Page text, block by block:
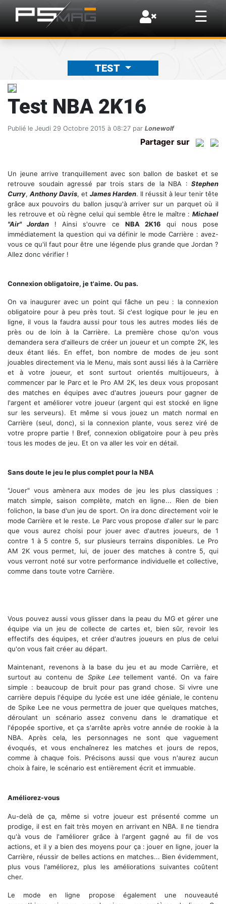
☰
×
TEST
Test NBA 2K16
Publié le Jeudi 29 Octobre 2015 à 08:27 par Lonewolf
Partager sur
Un jeune arrive tranquillement avec son ballon de basket et se
retrouve soudain agressé par trois stars de la NBA : Stephen
Curry, Anthony Davis, et James Harden. Il réussit à leur tenir tête
grâce aux pouvoirs du ballon jusqu'à arriver sur un parquet où il
les retrouve et où règne celui qui semble être le maître : Michael
"Air" Jordan ! Ainsi s'ouvre ce NBA 2K16 qui nous pose
immédiatement la question qui va définir le mode Carrière : avez-
vous ce qu'il faut pour être une légende plus grande que Jordan ?
Allez donc vérifier !
Connexion obligatoire, je t'aime. Ou pas.
On va inaugurer avec un point qui fâche un peu : la connexion
obligatoire pour à peu près tout. Si c'est logique pour le jeu en
ligne, il vous la faudra aussi pour tous les autres modes liés de
près ou de loin à la Carrière. La première chose qu'on vous
demandera sera d'ailleurs de créer un joueur et un compte 2K, les
deux étant liés. En effet, bon nombre de modes de jeu sont
jouables directement via le Menu, mais sont aussi liés à la Carrière
et à votre joueur, et sont surtout orientés multijoueurs, à
commencer par le Parc et le Pro AM 2K, les deux vous proposant
des matches en équipes avec d'autres joueurs pour gagner de
l'argent et améliorer votre joueur (argent qui est stocké en ligne
sur les serveurs). Et même si vous jouez un match normal en
Carrière (seul, donc), si la connexion plante, vous serez viré de
votre propre partie ! Bref, connexion obligatoire pour à peu près
tous les modes de jeu. Et on va aller les voir en détail.
Sans doute le jeu le plus complet pour la NBA
"Jouer" vous amènera aux modes de jeu les plus classiques :
match simple, saison complète, match en ligne... Rien de bien
folichon, la base d'un jeu de sport. On ira donc directement voir le
mode Carrière et le reste. Le Parc vous propose d'aller sur le parc
que vous aurez choisi pour jouer avec d'autres joueurs, de 1
contre 1 à 5 contre 5, sur plusieurs terrains disponibles. Le Pro
AM 2K vous permet, lui, de jouer des matches à contre 5, qui
vous verront noté sur votre performance individuelle et collective,
comme dans toute votre Carrière.
Vous pouvez aussi vous glisser dans la peau du MG et gérer une
équipe via un jeu de collecte de cartes et, bien sûr, revoir les
effectifs des équipes, et créer d'autres joueurs en plus de celui
qu'on vous fait créer au départ.
Maintenant, revenons à la base du jeu et au mode Carrière, et
surtout au contenu de Spike Lee tellement vanté. On va faire
simple : beaucoup de bruit pour pas grand chose. Si vivre une
carrière depuis l'équipe du lycée est une idée géniale, le contenu
de Spike Lee ne vous permettra de jouer que quelques matches,
déroulant un scénario assez convenu dans le dramatique et
l'épopée sportive, et ça s'arrête après votre année de rookie à la
NBA. Après cela, les personnages ne sont que vaguement
évoqués, et vous enchaînerez les matches et jours de repos,
comme à chaque fois. Précisons aussi que vous n'aurez aucun
choix à faire, le scénario est entièrement écrit et immuable.
Améliorez-vous
Au-delà de ça, même si votre joueur est présenté comme un
prodige, il est en fait très moyen en arrivant en NBA. Il ne tiendra
qu'à vous de l'améliorer grâce à l'argent gagné au fil de vos
actions, et il y a bien des moyens pour ça : jouer en ligne, jouer la
Carrière, réussir de belles actions en matches... Bien évidemment,
plus vous l'améliorez, plus les améliorations suivantes coûtent
cher.
Le mode en ligne propose également une nouveauté